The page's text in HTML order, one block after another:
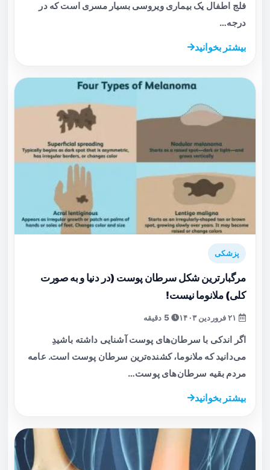
فلج اطفال یک بیماری ویروسی بسیار مسری است که در
درجه…
بیشتر بخوانید
پزشکی
مرگبارترین شکل سرطان پوست (در دنیا و به صورت
کلی) ملانوما نیست!
5 دقیقه
اگر اندکی با سرطان‌های پوست آشنایی داشته باشیدِ
می‌دانید که ملانوما، کشنده‌ترین سرطان پوست است. عامه
مردم بقیه سرطان‌های پوست…
بیشتر بخوانید